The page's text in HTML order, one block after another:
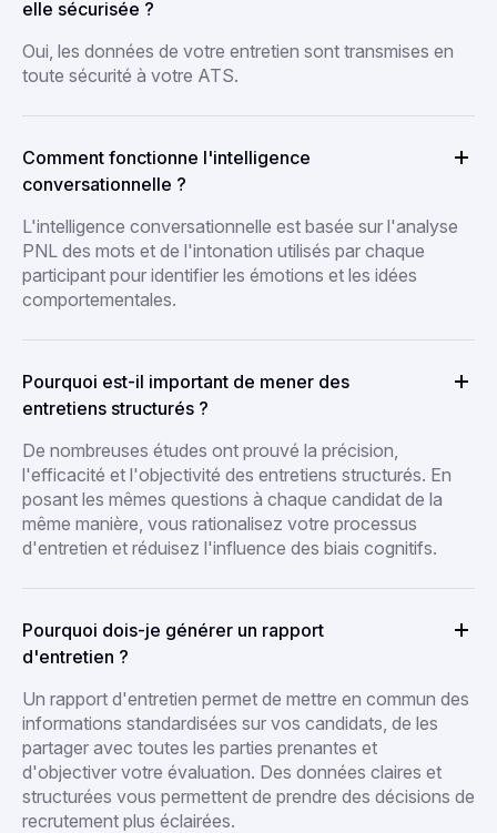
elle sécurisée ?
Oui, les données de votre entretien sont transmises en
toute sécurité à votre ATS.
Comment fonctionne l'intelligence
conversationnelle ?
L'intelligence conversationnelle est basée sur l'analyse
PNL des mots et de l'intonation utilisés par chaque
participant pour identifier les émotions et les idées
comportementales.
Pourquoi est-il important de mener des
entretiens structurés ?
De nombreuses études ont prouvé la précision,
l'efficacité et l'objectivité des entretiens structurés. En
posant les mêmes questions à chaque candidat de la
même manière, vous rationalisez votre processus
d'entretien et réduisez l'influence des biais cognitifs.
Pourquoi dois-je générer un rapport
d'entretien ?
Un rapport d'entretien permet de mettre en commun des
informations standardisées sur vos candidats, de les
partager avec toutes les parties prenantes et
d'objectiver votre évaluation. Des données claires et
structurées vous permettent de prendre des décisions de
recrutement plus éclairées.